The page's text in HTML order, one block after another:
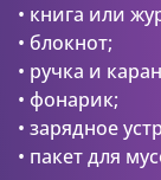
• книга или
• блокнот;
• ручка и
• фонарик;
• зарядное
• пакет для